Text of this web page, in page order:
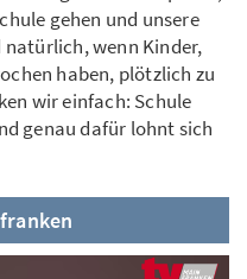
gehen und unsere
wenn Kinder,
haben, plötzlich zu
wir einfach: Schule
genau dafür lohnt sich